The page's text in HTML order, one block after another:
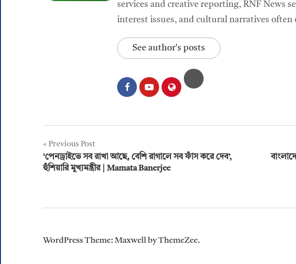
services and creative reporting, RNF News
interest issues, and cultural narratives
See author's posts
Post
navigation
Previous Post
‘পেনড্রাইভে সব রাখা আছে, বেশি রাগালে সব ফাঁস করে দেব’,
হুঁশিয়ারি মুখ্যমন্ত্রীর | Mamata Banerjee
WordPress Theme: Maxwell by ThemeZee.